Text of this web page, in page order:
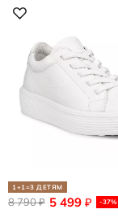
1+1=3 ДЕТЯМ
5 499 ₽ -37%
8 790₽